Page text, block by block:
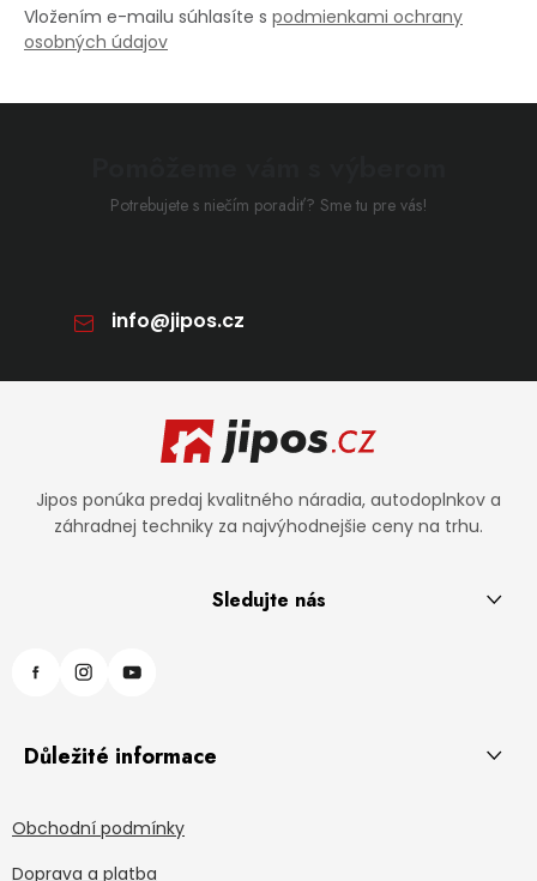
Vložením e-mailu súhlasíte s podmienkami ochrany
osobných údajov
Potrebujete s niečím poradiť? Sme tu pre vás!
info@jipos.cz
Zápätie
Jipos ponúka predaj kvalitného náradia, autodoplnkov a
záhradnej techniky za najvýhodnejšie ceny na trhu.
Sledujte nás
Důležité informace
Obchodní podmínky
Doprava a platba